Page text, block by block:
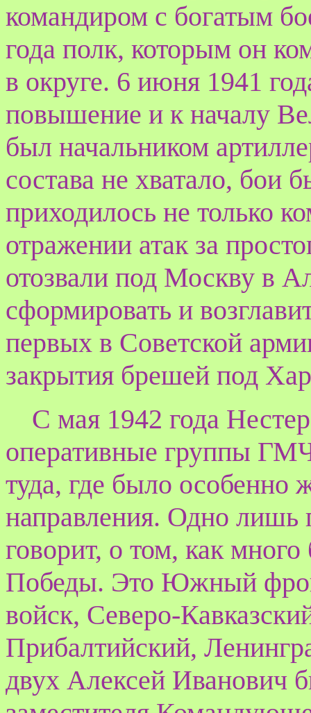
командиром с богатым
года полк, которым он
в округе. 6 июня 1941
повышение и к началу
был начальником
состава не хватало, бои
приходилось не только
отражении атак за
отозвали под Москву в
сформировать и
первых в Советской
закрытия брешей под
С мая 1942 года
оперативные группы
туда, где было
направления. Одно лишь
говорит, о том, как
Победы. Это Южный
войск, Северо-
Прибалтийский,
двух Алексей Иванович